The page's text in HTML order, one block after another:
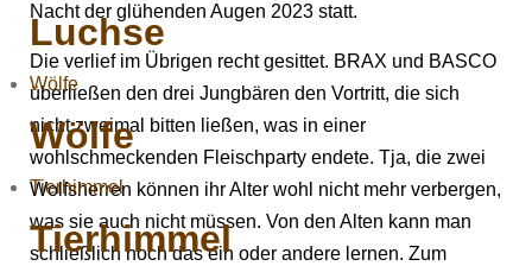
Luchse
Wölfe
Wölfe
Tierhimmel
Tierhimmel
Nacht der glühenden Augen 2023 statt.
Die verlief im Übrigen recht gesittet. BRAX und BASCO
überließen den drei Jungbären den Vortritt, die sich
nicht zweimal bitten ließen, was in einer
wohlschmeckenden Fleischparty endete. Tja, die zwei
Wolfsherren können ihr Alter wohl nicht mehr verbergen,
was sie auch nicht müssen. Von den Alten kann man
schließlich noch das ein oder andere lernen. Zum